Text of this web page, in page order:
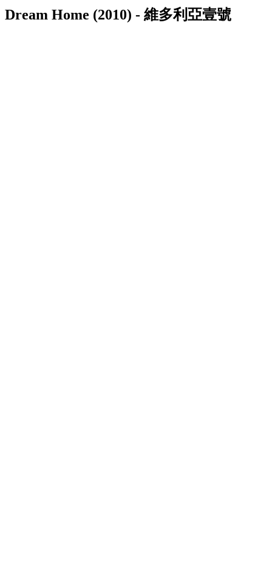
Dream Home (2010) - 維多利亞壹號